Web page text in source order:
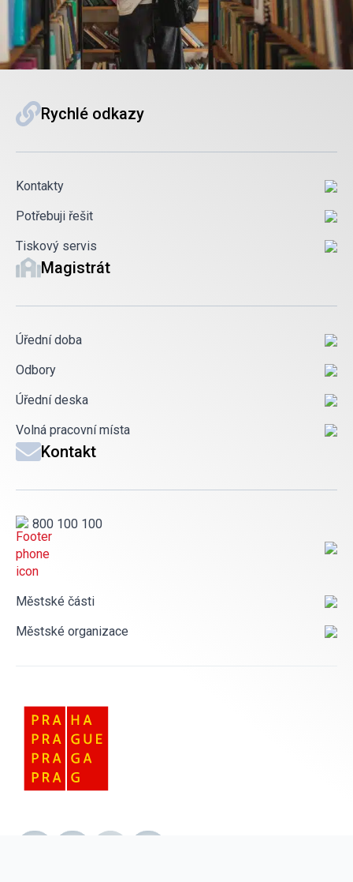
Rychlé odkazy
Kontakty
Potřebuji řešit
Tiskový servis
Magistrát
Úřední doba
Odbory
Úřední deska
Volná pracovní místa
Kontakt
800 100 100
Městské části
Městské organizace